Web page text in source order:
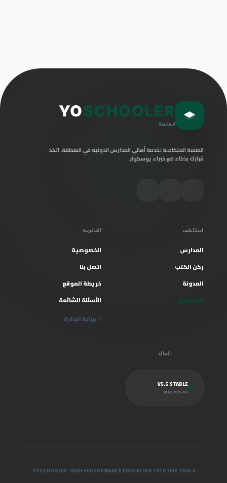
YOSCHOOLER
المنصة
المنصة المتكاملة لخدمة أهالي المدارس الدولية في المنطقة. اتخذ
قرارك بذكاء مع خبراء يوسكولر.
استكشف
المدارس
ركن الكتب
المدونة
المعلمون
القانونية
الخصوصية
اتصل بنا
خريطة الموقع
الأسئلة الشائعة
بوابة الإدارة
الحالة
V5.5 STABLE
BUILD 2025.PRO
© 2026 YOSCHOOLER. HIGH PERFORMANCE EDUCATION TECH HUB.